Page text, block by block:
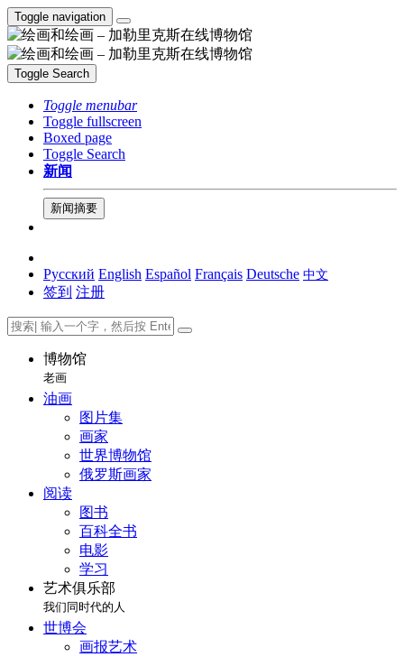
Toggle navigation
Toggle Search
Toggle menubar
Toggle fullscreen
Boxed page
Toggle Search
新闻
新闻摘要
Русский English Español Français Deutsche 中文
签到 注册
博物馆
老画
油画
图片集
画家
世界博物馆
俄罗斯画家
阅读
图书
百科全书
电影
学习
艺术俱乐部
我们同时代的人
世博会
画报艺术